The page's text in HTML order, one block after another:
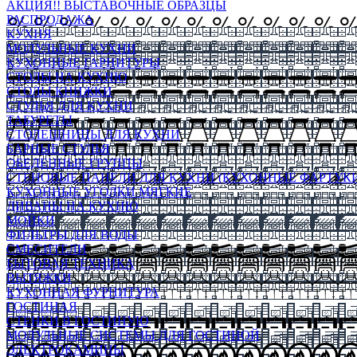
АКЦИЯ!! ВЫСТАВОЧНЫЕ ОБРАЗЦЫ
РАСПРОДАЖА
КУХНЯ
МОДУЛЬНЫЕ КУХНИ
КУХОННЫЕ ГАРНИТУРЫ
СТОЛЫ НА КУХНЮ
СТОЛЫ КНИЖКИ
СТУЛЬЯ ДЛЯ КУХНИ
ТАБУРЕТЫ
СТОЛЕШНИЦЫ ДЛЯ КУХНИ
БАРНЫЕ СТУЛЬЯ
ОБЕДЕННЫЕ ГРУППЫ
СТЕНОВЫЕ ПАНЕЛИ ДЛЯ КУХНИ (КУХОННЫЕ
КУХОННЫЕ УГОЛКИ МЯГКИЕ
ДИВАНЫ НА КУХНЮ
МОЙКИ
ФИЛЬТРЫ ДЛЯ ВОДЫ
СМЕСИТЕЛИ
БЫТОВАЯ ТЕХНИКА
ВЫТЯЖКИ
КУХОННАЯ ФУРНИТУРА
ГОСТИНАЯ
СТЕНКИ В ГОСТИНУЮ
МОДУЛЬНЫЕ СИСТЕМЫ ДЛЯ ГОСТИНОЙ
ЭЛЕКТРОКАМИНЫ